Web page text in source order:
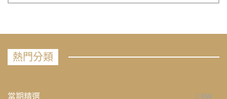
熱門分類
當期精選 658